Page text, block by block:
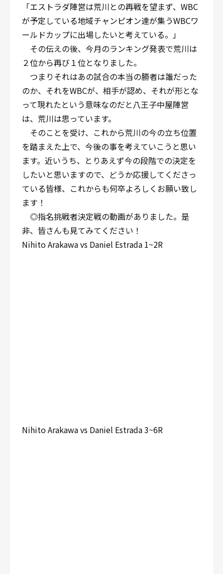
「エストラダ陣営は荒川との再戦を望まず、WBC
が予定している地域チャンピオン達が集うWBCワ
ールドカップに出場したいと考えている。」
その伝えの後、今月のランキング発表で荒川は
２位から再び１位となりました。
つまりそれはあの試合の本当の勝者は誰だった
のか、それをWBCが、相手が認め、それが形とな
って現れたという意味なのだと八王子中屋陣営
は、荒川は思っています。
そのことを受け、これから荒川の今の立ち位置
を踏まえた上で、今後の事を考えていこうと思い
ます。近いうち、とりあえず今の段階での決定を
したいと思いますので、どうか応援してくださっ
ている皆様、これからも何卒よろしくお願い致し
ます！
◎指名挑戦者決定戦の動画がありました。是
非、皆さんも見てみてください！
Nihito Arakawa vs Daniel Estrada 1~2R
Nihito Arakawa vs Daniel Estrada 3~6R